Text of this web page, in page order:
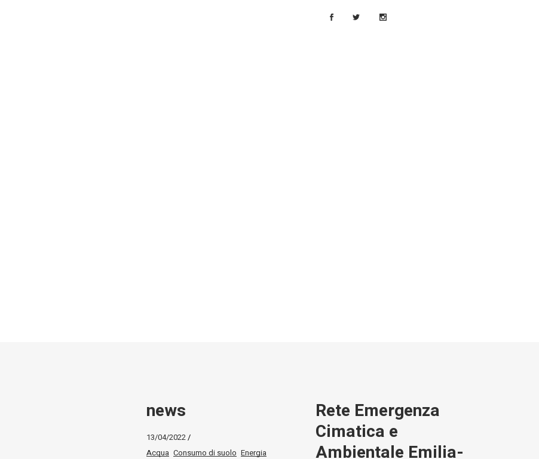
news
13/04/2022
Acqua Consumo di suolo Energia
Rete Emergenza
Cimatica e
Ambientale Emilia-